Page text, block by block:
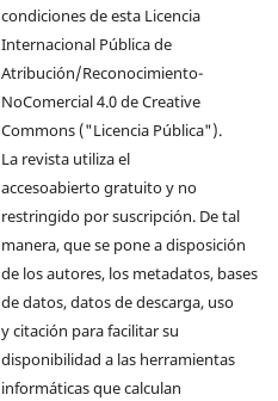
condiciones de esta Licencia
Internacional Pública de
Atribución/Reconocimiento-
NoComercial 4.0 de Creative
Commons ("Licencia Pública").
La revista utiliza el
accesoabierto gratuito y no
restringido por suscripción. De tal
manera, que se pone a disposición
de los autores, los metadatos, bases
de datos, datos de descarga, uso
y citación para facilitar su
disponibilidad a las herramientas
informáticas que calculan